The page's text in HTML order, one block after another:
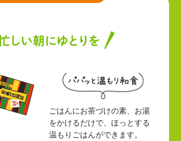
ごはんにお茶づけの素、お湯
をかけるだけで、ほっとする
温もりごはんができます。